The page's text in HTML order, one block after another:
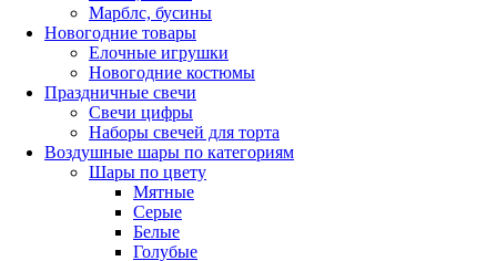
Марблс, бусины
Новогодние товары
Елочные игрушки
Новогодние костюмы
Праздничные свечи
Свечи цифры
Наборы свечей для торта
Воздушные шары по категориям
Шары по цвету
Мятные
Серые
Белые
Голубые